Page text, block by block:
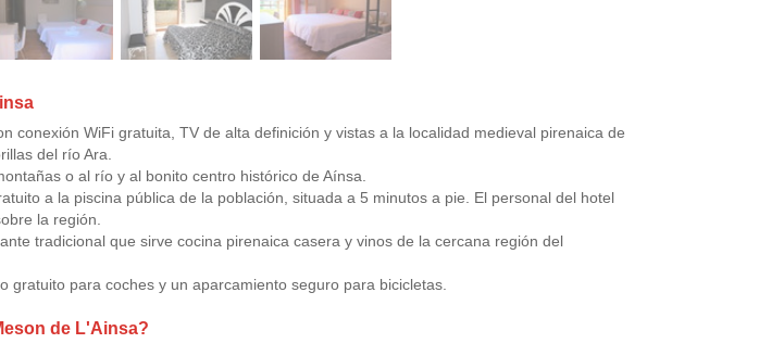
conexión WiFi gratuita, TV de alta definición y vistas a la localidad medieval pirenaica de
del río Ara.
o al río y al bonito centro histórico de Aínsa.
a la piscina pública de la población, situada a 5 minutos a pie. El personal del hotel
la región.
tradicional que sirve cocina pirenaica casera y vinos de la cercana región del
gratuito para coches y un aparcamiento seguro para bicicletas.
de L'Ainsa?